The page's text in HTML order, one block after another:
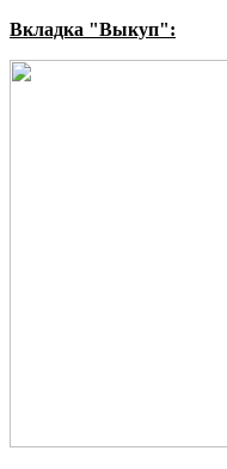
Вкладка "Выкуп":